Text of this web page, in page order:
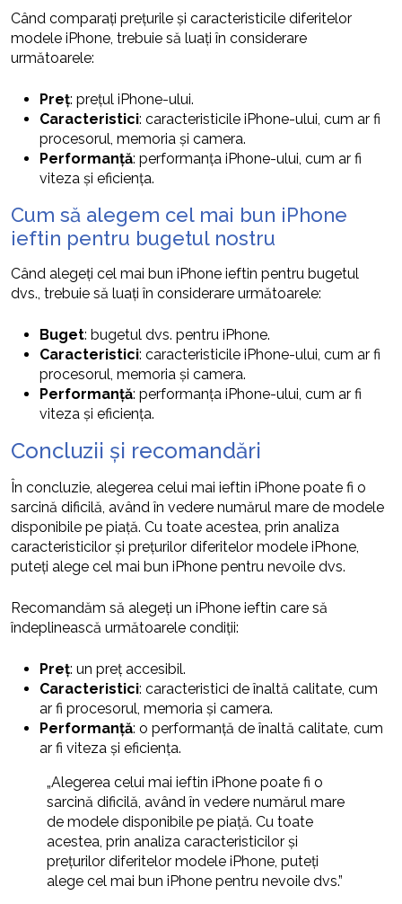
Când comparați prețurile și caracteristicile diferitelor
modele iPhone, trebuie să luați în considerare
următoarele:
Preț: prețul iPhone-ului.
Caracteristici: caracteristicile iPhone-ului, cum ar fi
procesorul, memoria și camera.
Performanță: performanța iPhone-ului, cum ar fi
viteza și eficiența.
Cum să alegem cel mai bun iPhone
ieftin pentru bugetul nostru
Când alegeți cel mai bun iPhone ieftin pentru bugetul
dvs., trebuie să luați în considerare următoarele:
Buget: bugetul dvs. pentru iPhone.
Caracteristici: caracteristicile iPhone-ului, cum ar fi
procesorul, memoria și camera.
Performanță: performanța iPhone-ului, cum ar fi
viteza și eficiența.
Concluzii și recomandări
În concluzie, alegerea celui mai ieftin iPhone poate fi o
sarcină dificilă, având în vedere numărul mare de modele
disponibile pe piață. Cu toate acestea, prin analiza
caracteristicilor și prețurilor diferitelor modele iPhone,
puteți alege cel mai bun iPhone pentru nevoile dvs.
Recomandăm să alegeți un iPhone ieftin care să
îndeplinească următoarele condiții:
Preț: un preț accesibil.
Caracteristici: caracteristici de înaltă calitate, cum
ar fi procesorul, memoria și camera.
Performanță: o performanță de înaltă calitate, cum
ar fi viteza și eficiența.
„Alegerea celui mai ieftin iPhone poate fi o
sarcină dificilă, având în vedere numărul mare
de modele disponibile pe piață. Cu toate
acestea, prin analiza caracteristicilor și
prețurilor diferitelor modele iPhone, puteți
alege cel mai bun iPhone pentru nevoile dvs.”